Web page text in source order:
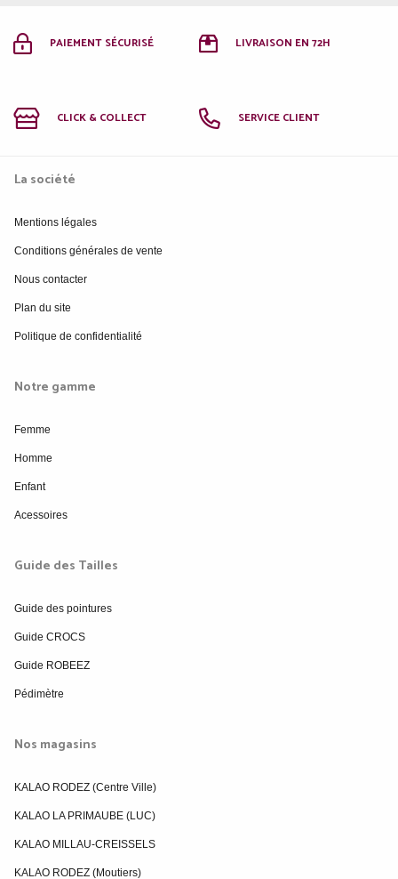
PAIEMENT SÉCURISÉ LIVRAISON EN 72H
CLICK & COLLECT SERVICE CLIENT
La société
Mentions légales
Conditions générales de vente
Nous contacter
Plan du site
Politique de confidentialité
Notre gamme
Femme
Homme
Enfant
Acessoires
Guide des Tailles
Guide des pointures
Guide CROCS
Guide ROBEEZ
Pédimètre
Nos magasins
KALAO RODEZ (Centre Ville)
KALAO LA PRIMAUBE (LUC)
KALAO MILLAU-CREISSELS
KALAO RODEZ (Moutiers)